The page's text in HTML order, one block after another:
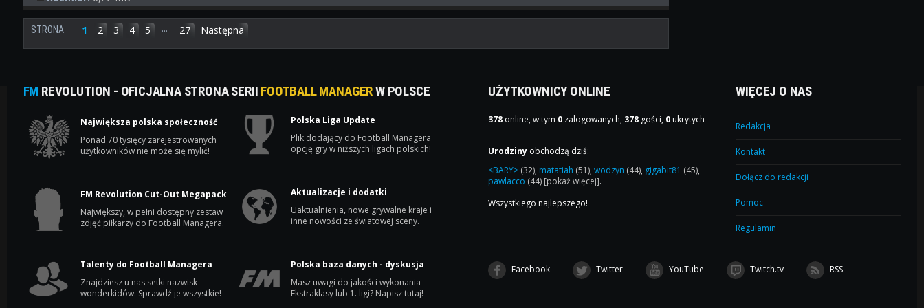
STRONA 1 2 3 4 5 ... 27 Następna
FM REVOLUTION - OFICJALNA STRONA SERII FOOTBALL MANAGERW POLSCE
Największa polska społeczność
Ponad 70 tysięcy zarejestrowanych
użytkowników nie może się mylić!
Polska Liga Update
Plik dodający do Football Managera
opcję gry w niższych ligach polskich!
FM Revolution Cut-Out Megapack
Największy, w pełni dostępny zestaw
zdjęć piłkarzy do Football Managera.
Aktualizacje i dodatki
Uaktualnienia, nowe grywalne kraje i
inne nowości ze światowej sceny.
Talenty do Football Managera
Znajdziesz u nas setki nazwisk
wonderkidów. Sprawdź je wszystkie!
Polska baza danych - dyskusja
Masz uwagi do jakości wykonania
Ekstraklasy lub 1. ligi? Napisz tutaj!
UŻYTKOWNICY ONLINE
378 online, w tym 0 zalogowanych, 378 gości, 0 ukrytych
Urodziny obchodzą dziś:
<BARY> (32), matatiah (51),wodzyn (44), gigabit81 (45),
pawlacco (44) [pokaż więcej].
Wszystkiego najlepszego!
WIĘCEJ O NAS
Redakcja
Kontakt
Dołącz do redakcji
Pomoc
Regulamin
Facebook Twitter YouTube Twitch.tv RSS